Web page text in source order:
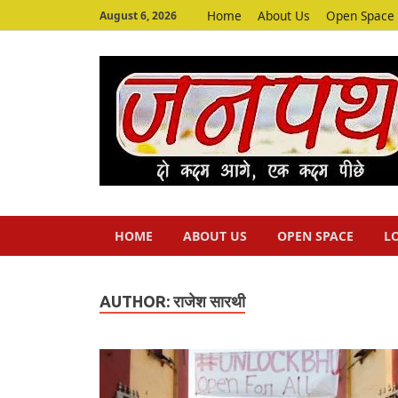
August 6, 2026 Home About Us Open Space
HOME ABOUT US OPEN SPACE
AUTHOR:राजेश सारथी